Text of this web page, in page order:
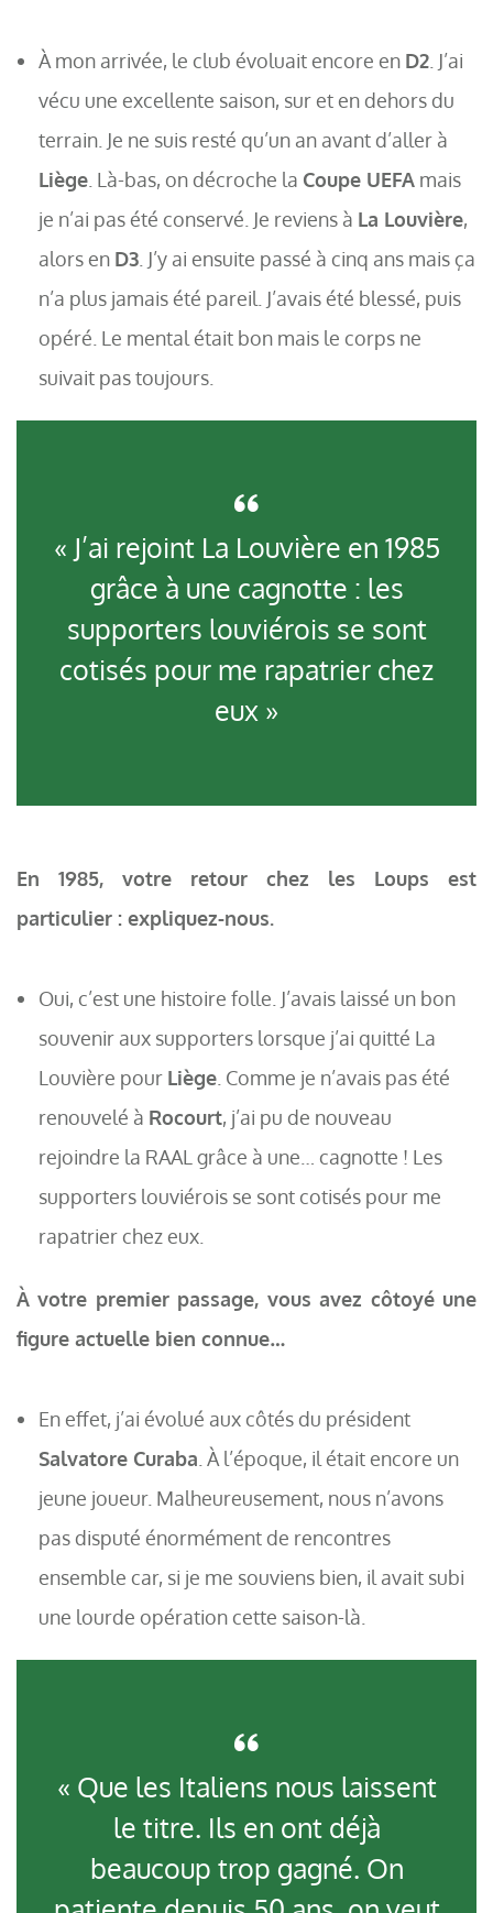
À mon arrivée, le club évoluait encore en D2 . J’ai
vécu une excellente saison, sur et en dehors du
terrain. Je ne suis resté qu’un an avant d’aller à
Liège . Là-bas, on décroche la Coupe UEFA mais
je n’ai pas été conservé. Je reviens à La Louvière,
alors en D3 . J’y ai ensuite passé à cinq ans mais ça
n’a plus jamais été pareil. J’avais été blessé, puis
opéré. Le mental était bon mais le corps ne
suivait pas toujours.
« J’ai rejoint La Louvière en 1985
grâce à une cagnotte : les
supporters louviérois se sont
cotisés pour me rapatrier chez
eux »
En 1985, votre retour chez les Loups est
particulier : expliquez-nous.
Oui, c’est une histoire folle. J’avais laissé un bon
souvenir aux supporters lorsque j’ai quitté La
Louvière pour Liège . Comme je n’avais pas été
renouvelé à Rocourt, j’ai pu de nouveau
rejoindre la RAAL grâce à une… cagnotte ! Les
supporters louviérois se sont cotisés pour me
rapatrier chez eux.
À votre premier passage, vous avez côtoyé une
figure actuelle bien connue…
En effet, j’ai évolué aux côtés du président
Salvatore Curaba . À l’époque, il était encore un
jeune joueur. Malheureusement, nous n’avons
pas disputé énormément de rencontres
ensemble car, si je me souviens bien, il avait subi
une lourde opération cette saison-là.
« Que les Italiens nous laissent
le titre. Ils en ont déjà
beaucoup trop gagné. On